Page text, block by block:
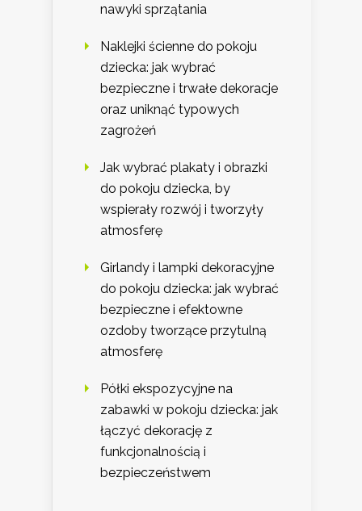
nawyki sprzątania
Naklejki ścienne do pokoju
dziecka: jak wybrać
bezpieczne i trwałe dekoracje
oraz uniknąć typowych
zagrożeń
Jak wybrać plakaty i obrazki
do pokoju dziecka, by
wspierały rozwój i tworzyły
atmosferę
Girlandy i lampki dekoracyjne
do pokoju dziecka: jak wybrać
bezpieczne i efektowne
ozdoby tworzące przytulną
atmosferę
Półki ekspozycyjne na
zabawki w pokoju dziecka: jak
łączyć dekorację z
funkcjonalnością i
bezpieczeństwem